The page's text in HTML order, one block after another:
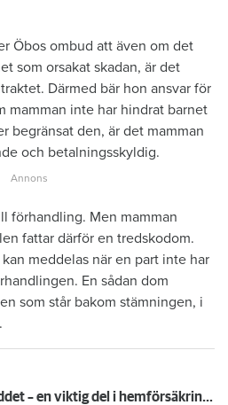
Öbos ombud att även om det
som orsakat skadan, är det
Därmed bär hon ansvar för
mamman inte har hindrat barnet
begränsat den, är det mamman
och betalningsskyldig.
förhandling. Men mamman
fattar därför en tredskodom.
meddelas när en part inte har
En sådan dom
som står bakom stämningen, i
Ansvarsskyddet – en viktig del i hemförsäkringen